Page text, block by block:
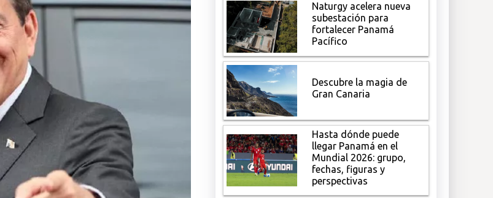
Naturgy acelera nueva
subestación para
fortalecer Panamá
Pacífico
Descubre la magia de
Gran Canaria
Hasta dónde puede
llegar Panamá en el
Mundial 2026: grupo,
fechas, figuras y
perspectivas